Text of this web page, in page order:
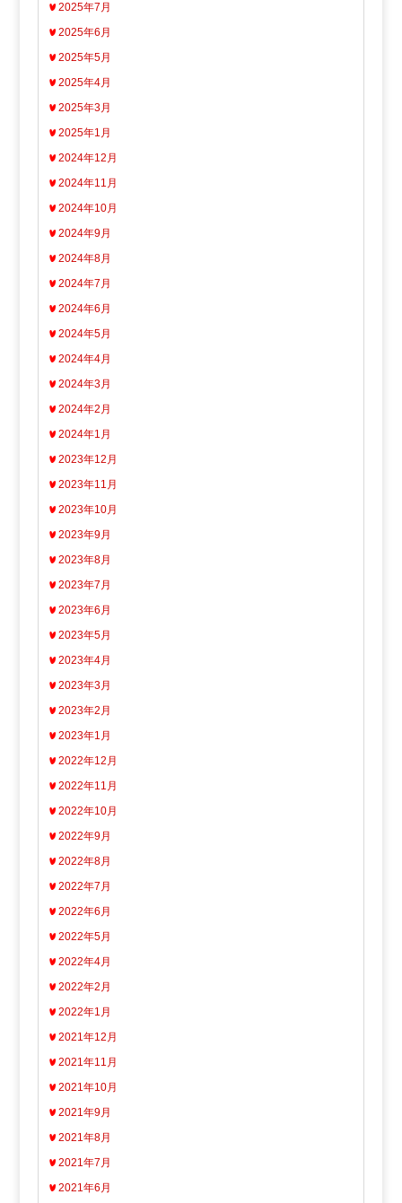
2025年7月
2025年6月
2025年5月
2025年4月
2025年3月
2025年1月
2024年12月
2024年11月
2024年10月
2024年9月
2024年8月
2024年7月
2024年6月
2024年5月
2024年4月
2024年3月
2024年2月
2024年1月
2023年12月
2023年11月
2023年10月
2023年9月
2023年8月
2023年7月
2023年6月
2023年5月
2023年4月
2023年3月
2023年2月
2023年1月
2022年12月
2022年11月
2022年10月
2022年9月
2022年8月
2022年7月
2022年6月
2022年5月
2022年4月
2022年2月
2022年1月
2021年12月
2021年11月
2021年10月
2021年9月
2021年8月
2021年7月
2021年6月